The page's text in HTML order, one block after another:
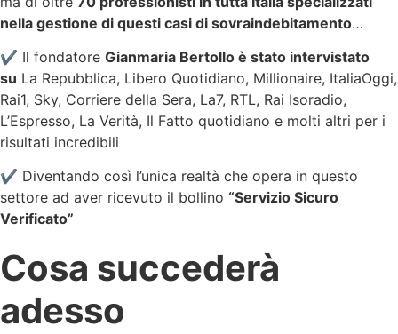
nella gestione di questi casi di sovraindebitamento…
✔️ Il fondatore Gianmaria Bertollo è stato intervistato
su La Repubblica, Libero Quotidiano, Millionaire, ItaliaOggi,
Rai1, Sky, Corriere della Sera, La7, RTL, Rai Isoradio,
L’Espresso, La Verità, Il Fatto quotidiano e molti altri per i
risultati incredibili
✔️ Diventando così l’unica realtà che opera in questo
settore ad aver ricevuto il bollino “Servizio Sicuro
Verificato”
Cosa succederà
adesso